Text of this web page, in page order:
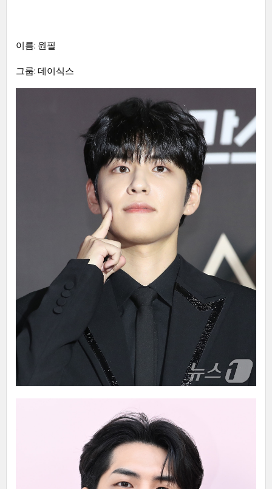
이름: 원필
그룹: 데이식스